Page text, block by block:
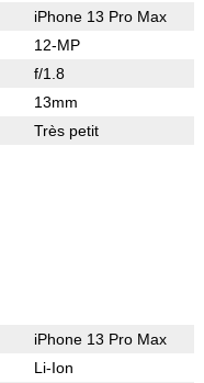
iPhone 13 Pro Max
12-MP
f/1.8
13mm
Très petit
iPhone 13 Pro Max
Li-Ion